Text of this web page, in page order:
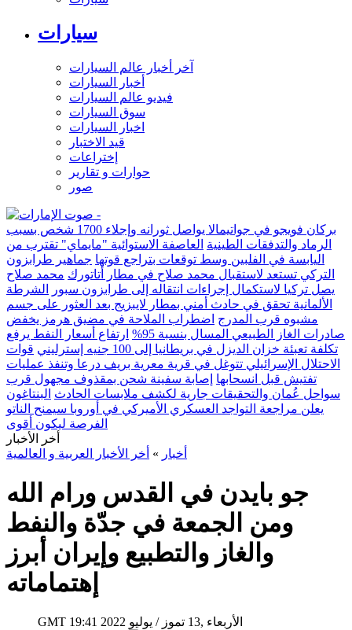
سيارات
آخر أخبار عالم السيارات
أخبار السيارات
فيديو عالم السيارات
سوق السيارات
اخبار السيارات
قيد الاختبار
إختراعات
حوارات و تقارير
صور
بركان فويجو في جواتيمالا يواصل ثورانه وإجلاء 1700 شخص بسبب
الرماد والتدفقات الطينية العاصفة الاستوائية "مايماي" تقترب من
اليابسة في الفلبين وسط توقعات بتراجع قوتها جماهير طرابزون
التركي تستعد لاستقبال محمد صلاح في مطار أتاتورك محمد صلاح
يصل تركيا لاستكمال إجراءات انتقاله إلى طرابزون سبور
الشرطة
الألمانية تحقق في حادث أمني بمطار لايبزيج بعد العثور على جسم
مشبوه قرب المدرج اضطراب الملاحة في مضيق هرمز يخفض
صادرات الغاز الطبيعي المسال بنسبة 95%
ارتفاع أسعار النفط يرفع
تكلفة تعبئة خزان الديزل في بريطانيا إلى 100 جنيه إسترليني
قوات
الاحتلال الإسرائيلي تتوغل في قرية معرية بريف درعا وتنفذ عمليات
تفتيش قبل انسحابها إصابة سفينة شحن بمقذوف مجهول قرب
سواحل عُمان والتحقيقات جارية لكشف ملابسات الحادث البنتاغون
يعلن مراجعة التواجد العسكري الأميركي في أوروبا سيمنح الناتو
الفرصة ليكون أقوى
أخر الأخبار
أخبار » أخر الأخبار العربية و العالمية
جو بايدن في القدس ورام الله
ومن الجمعة في جدّة والنفط
والغاز والتطبيع وإيران أبرز
إهتماماته
GMT 19:41 2022 الأربعاء ,13 تموز / يوليو